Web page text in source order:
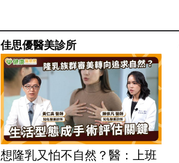
佳思優醫美診所
想隆乳又怕不自然？醫：上班